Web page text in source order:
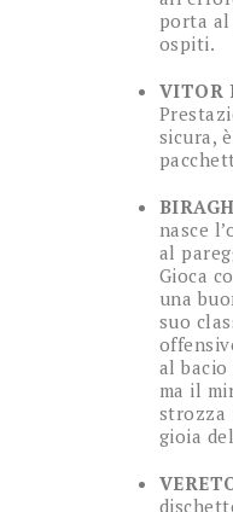
porta
ospiti.
VITOR
sicura,
nasce
al
Gioca
una
suo
al bacio
ma il
strozza
gioia